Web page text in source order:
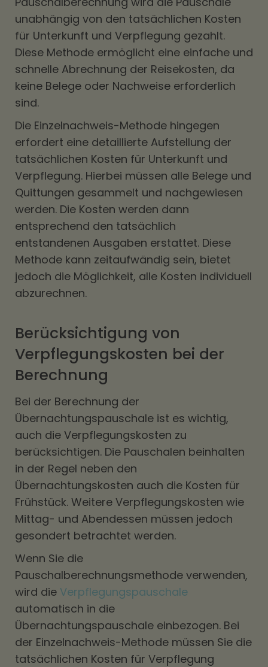
unabhängig von den tatsächlichen Kosten
für Unterkunft und Verpflegung gezahlt.
Diese Methode ermöglicht eine einfache und
schnelle Abrechnung der Reisekosten, da
keine Belege oder Nachweise erforderlich
sind.
Die Einzelnachweis-Methode hingegen
erfordert eine detaillierte Aufstellung der
tatsächlichen Kosten für Unterkunft und
Verpflegung. Hierbei müssen alle Belege und
Quittungen gesammelt und nachgewiesen
werden. Die Kosten werden dann
entsprechend den tatsächlich
entstandenen Ausgaben erstattet. Diese
Methode kann zeitaufwändig sein, bietet
jedoch die Möglichkeit, alle Kosten individuell
abzurechnen.
Berücksichtigung von
Verpflegungskosten bei der
Berechnung
Bei der Berechnung der
Übernachtungspauschale ist es wichtig,
auch die Verpflegungskosten zu
berücksichtigen. Die Pauschalen beinhalten
in der Regel neben den
Übernachtungskosten auch die Kosten für
Frühstück. Weitere Verpflegungskosten wie
Mittag- und Abendessen müssen jedoch
gesondert betrachtet werden.
Wenn Sie die
Pauschalberechnungsmethode verwenden,
wird die Verpflegungspauschale
automatisch in die
Übernachtungspauschale einbezogen. Bei
der Einzelnachweis-Methode müssen Sie die
tatsächlichen Kosten für Verpflegung